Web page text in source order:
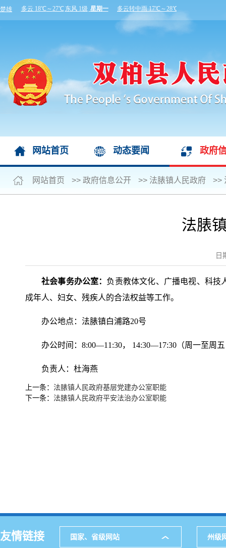
网站首页 动态要闻 政府
网站首页 >> 政府信息公开 >> 法脿镇人民政府 >>
法脿
日
社会事务办公室： 负责教体文化、广播电视、科技
成年人、妇女、残疾人的合法权益等工作。
办公地点：法脿镇白浦路20号
办公时间：8:00—11:30， 14:30—17:30（周一至周
负责人：杜海燕
上一条： 法脿镇人民政府基层党建办公室职能
下一条： 法脿镇人民政府平安法治办公室职能
友情链接 国家、省级网站 州级